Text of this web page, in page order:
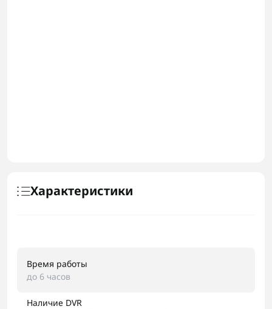
Характеристики
Время работы
до 6 часов
Наличие DVR